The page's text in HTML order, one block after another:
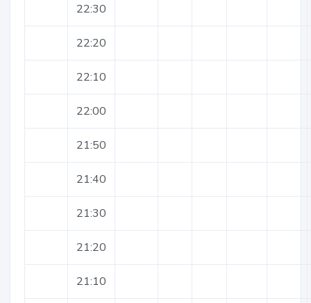
22:30
22:20
22:10
22:00
21:50
21:40
21:30
21:20
21:10